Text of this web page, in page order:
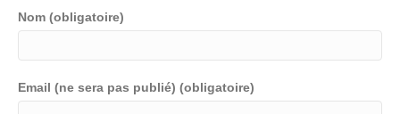
Nom (obligatoire)
Email (ne sera pas publié) (obligatoire)